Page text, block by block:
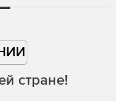
стране!